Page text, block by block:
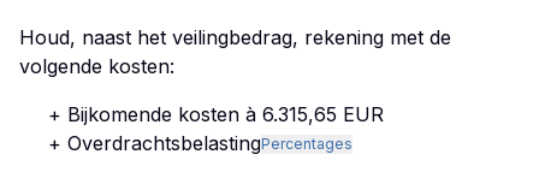
Houd, naast het veilingbedrag, rekening met de
volgende kosten:
+ Bijkomende kosten à 6.315,65 EUR
+ OverdrachtsbelastingPercentages